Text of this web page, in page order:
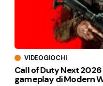
VIDEOGIOCHI
Call of Duty Next
gameplay di Modern